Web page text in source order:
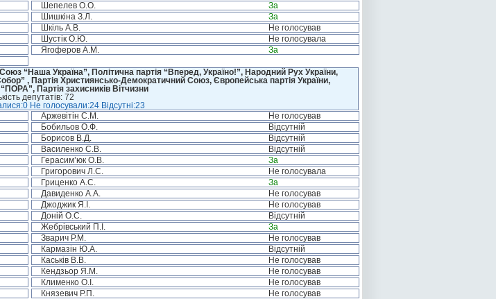
Шепелев О.О.
За
Шишкіна З.Л.
За
Шкіль А.В.
Не голосував
Шустік О.Ю.
Не голосувала
Ягоферов А.М.
За
“Наша Україна”, Політична партія “Вперед, Україно!”, Народний Рух України,
, Партія Християнсько-Демократичний Союз, Європейська партія України,
Партія захисників Вітчизни
депутатів: 72
Не голосували:24 Відсутні:23
Аржевітін С.М.
Не голосував
Бобильов О.Ф.
Відсутній
Борисов В.Д.
Відсутній
Василенко С.В.
Відсутній
Герасим’юк О.В.
За
Григорович Л.С.
Не голосувала
Гриценко А.С.
За
Давиденко А.А.
Не голосував
Джоджик Я.І.
Не голосував
Доній О.С.
Відсутній
Жебрівський П.І.
За
Зварич Р.М.
Не голосував
Кармазін Ю.А.
Відсутній
Каськів В.В.
Не голосував
Кендзьор Я.М.
Не голосував
Клименко О.І.
Не голосував
Князевич Р.П.
Не голосував